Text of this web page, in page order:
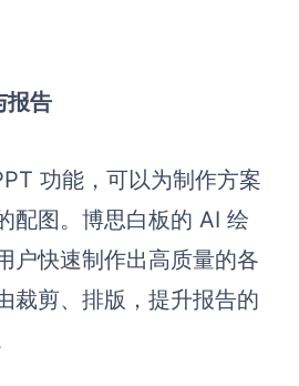
报告
功能，可以为制作方案
配图。博思白板的 AI 绘
户快速制作出高质量的各
裁剪、排版 ，提升报告的